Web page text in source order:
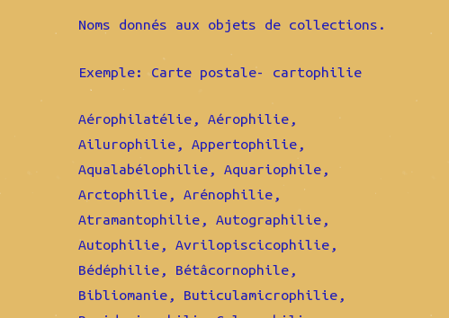
Noms donnés aux objets de collections.
Exemple: Carte postale- cartophilie
Aérophilatélie, Aérophilie,
Ailurophilie, Appertophilie,
Aqualabélophilie, Aquariophile,
Arctophilie, Arénophilie,
Atramantophilie, Autographilie,
Autophilie, Avrilopiscicophilie,
Bédéphilie, Bétâcornophile,
Bibliomanie, Buticulamicrophilie,